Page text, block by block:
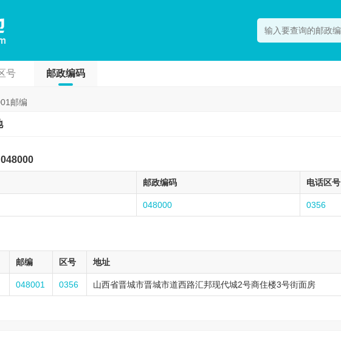
号 邮政编码
邮编
048000
邮政编码 电话区号
048000 0356
邮编 区号 地址
048001 0356 山西省晋城市晋城市道西路汇邦现代城2号商住楼3号街面房